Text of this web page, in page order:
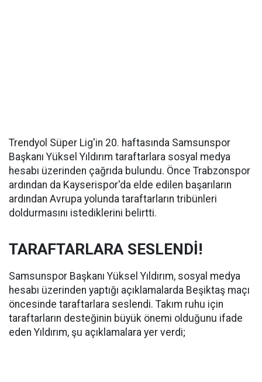
Trendyol Süper Lig'in 20. haftasında Samsunspor
Başkanı Yüksel Yıldırım taraftarlara sosyal medya
hesabı üzerinden çağrıda bulundu. Önce Trabzonspor
ardından da Kayserispor'da elde edilen başarıların
ardından Avrupa yolunda taraftarların tribünleri
doldurmasını istediklerini belirtti.
TARAFTARLARA SESLENDİ!
Samsunspor Başkanı Yüksel Yıldırım, sosyal medya
hesabı üzerinden yaptığı açıklamalarda Beşiktaş maçı
öncesinde taraftarlara seslendi. Takım ruhu için
taraftarların desteğinin büyük önemi olduğunu ifade
eden Yıldırım, şu açıklamalara yer verdi;